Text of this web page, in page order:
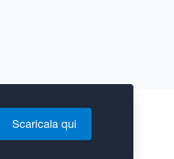
Scaricala qui